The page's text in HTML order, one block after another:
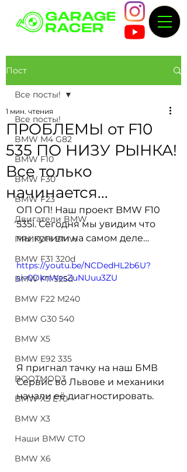
Пост
Все посты!
BMW M4 G82
BMW F10
BMW F30
BMW F23
Двигатели BMW
ПРИГОН BMW
BMW F31 320d
BMW F11 525d
BMW F22 M240
BMW G30 540
BMW X5
BMW E92 335
BOOTMOD3
BMW X5 E70
BMW X3
Наши BMW СТО
BMW X6
Все посты!
ПРОБЛЕМЫ от F10
535 ПО НИЗУ РЫНКА!
Все только
начинается...
1 мин. чтения
ОП ОП! Наш проект BMW F10
535i. Сегодня мы увидим что
мы купили на самом деле…
https://youtu.be/NCDedHL2b6U?
si=0DknWesZuNUuu3ZU
Я пригнал тачку на наш БМВ
Сервис во Львове и механики
начали её диагностировать.